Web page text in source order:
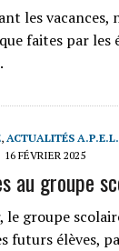
les
faites par les
, ACTUALITÉS A.P.E.L.
16 FÉVRIER 2025
au groupe
le groupe
futurs élèves,